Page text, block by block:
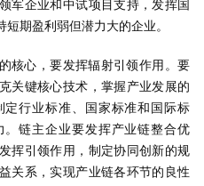
军企业和中试项目支持，发挥国
期盈利弱但潜力大的企业。
核心，要发挥辐射引领作用。要
关键核心技术，掌握产业发展的
行业标准、国家标准和国际标
链主企业要发挥产业链整合优
挥引领作用，制定协同创新的规
关系，实现产业链各环节的良性